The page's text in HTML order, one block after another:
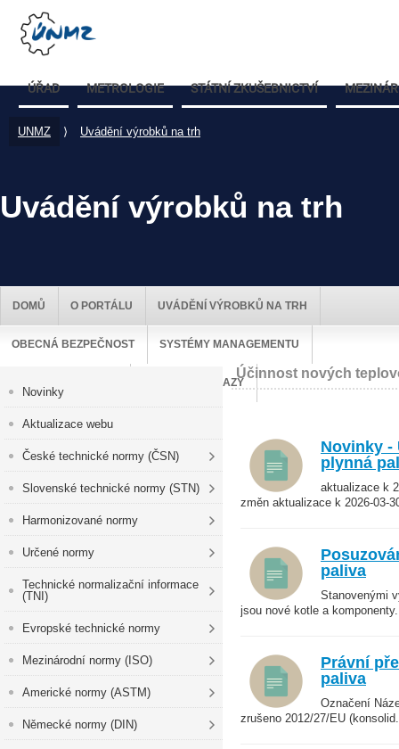
ÚŘAD METROLOGIE STÁTNÍ ZKUŠEBNICTVÍ
UNMZ ⟩ Uvádění výrobků na trh
Uvádění výrobků na trh
DOMŮ O PORTÁLU UVÁDĚNÍ VÝROBKŮ NA TRH
OBECNÁ BEZPEČNOST SYSTÉMY MANAGEMENTU
UŽITEČNÉ ODKAZY
Novinky
Aktualizace webu
České technické normy (ČSN)
Slovenské technické normy (STN)
Harmonizované normy
Určené normy
Technické normalizační informace
(TNI)
Evropské technické normy
Mezinárodní normy (ISO)
Americké normy (ASTM)
Německé normy (DIN)
Účinnost nových
Novinky -
plynná
aktualizace k
změn aktualizace k 2026-03-
paliva
Stanovenými
jsou nové kotle a
Právní
paliva
Označení
zrušeno 2012/27/EU